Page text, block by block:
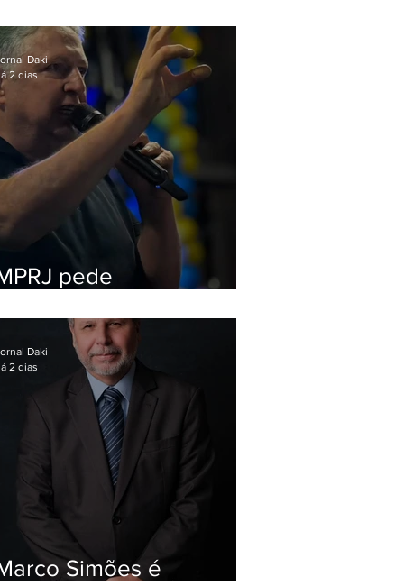
na Zona Oeste
pede
Daki
2 dias
Simões é
Daki
2 dias